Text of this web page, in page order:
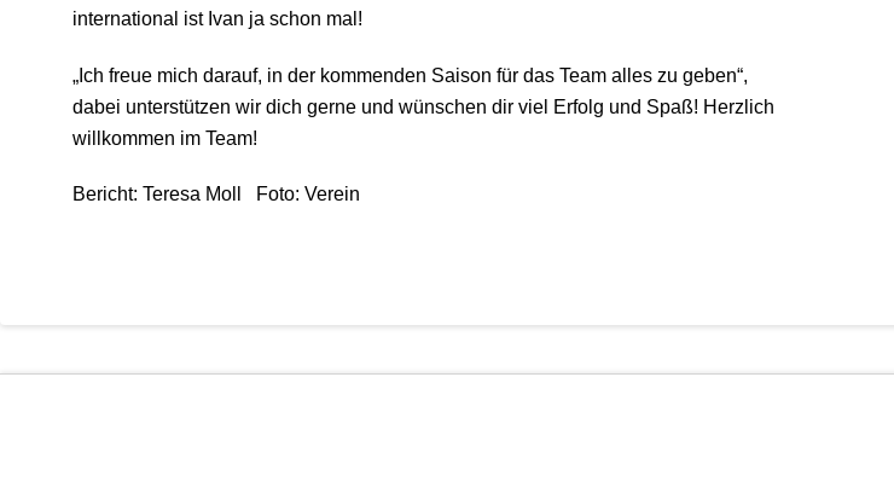
international ist Ivan ja schon mal!
„Ich freue mich darauf, in der kommenden Saison für das Team alles zu geben“,
dabei unterstützen wir dich gerne und wünschen dir viel Erfolg und Spaß! Herzlich
willkommen im Team!
Bericht: Teresa Moll Foto: Verein